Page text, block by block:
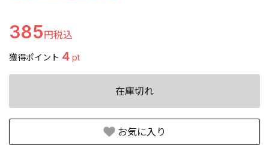
385
獲得ポイント 4 pt
在庫切れ
お気に入り